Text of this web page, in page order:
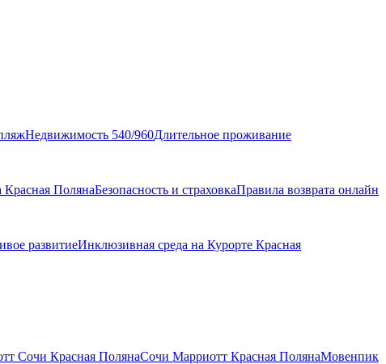
Недвижимость 540/960Длительное проживание
ПолянаБезопасность и страховкаПравила возврата онлайн
развитиеИнклюзивная среда на Курорте Красная
Сочи Красная ПолянаСочи Марриотт Красная ПолянаМовенпик